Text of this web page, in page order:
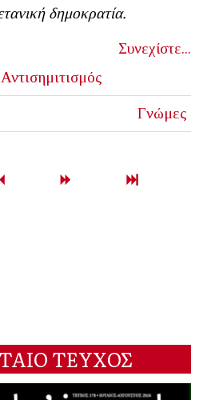
δημοκρατία.
Συνεχίστε...
Αντισημιτισμός
Γνώμες
ΤΕΥΧΟΣ